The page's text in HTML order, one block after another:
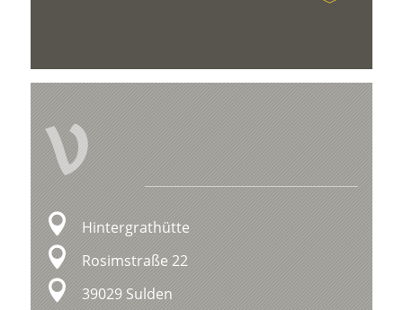
V
Hintergrathütte
Rosimstraße 22
39029 Sulden